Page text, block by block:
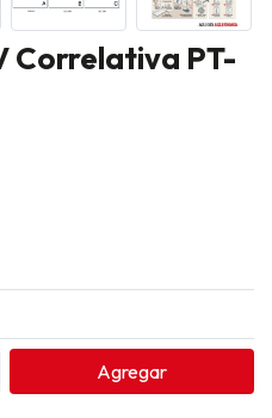
Correlativa PT-
Agregar